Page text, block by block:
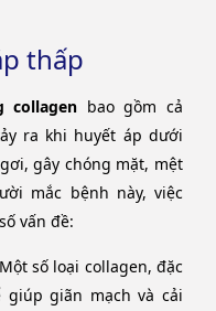
thấp
collagen bao gồm cả
ra khi huyết áp dưới
gây chóng mặt, mệt
mắc bệnh này, việc
vấn đề:
số loại collagen, đặc
giúp giãn mạch và cải